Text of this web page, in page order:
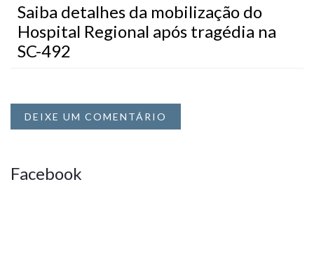
Saiba detalhes da mobilização do
Hospital Regional após tragédia na
SC-492
DEIXE UM COMENTÁRIO
Facebook